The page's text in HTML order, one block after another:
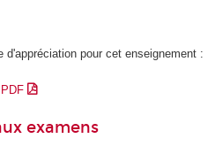
d'appréciation pour cet enseignement :
examens